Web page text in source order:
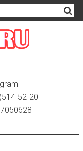
514-52-20
7050628